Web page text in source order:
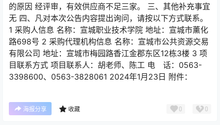
的原因 经评审，有效供应商不足三家。 三、其他补充事宜
无 四、凡对本次公告内容提出询问，请按以下方式联系。
1 采购人信息 名称：宣城职业技术学院 地址：宣城市薰化
路698号 2 采购代理机构信息 名称：宣城市公共资源交易
有限公司 地址：宣城市梅园路香江金郡东区12栋3楼 3 项
目联系方式 项目联系人：胡老师、陈工 电 话：0563-
3398600、0563-3828061 2024年1月23日 附件：
海报分享 收藏 0 0